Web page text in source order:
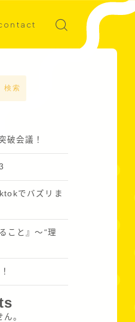
検索
破会議！
でバズリま
こと』〜“理
。